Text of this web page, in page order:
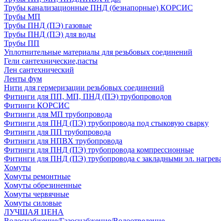
Трубы канализационные ПНД (безнапорные) КОРСИС
Трубы МП
Трубы ПНД (ПЭ) газовые
Трубы ПНД (ПЭ) для воды
Трубы ПП
Уплотнительные материалы для резьбовых соединений
Гели сантехнические,пасты
Лен сантехнический
Ленты фум
Нити для гермеризации резьбовых соединений
Фитинги для ПП, МП, ПНД (ПЭ) трубопроводов
Фитинги КОРСИС
Фитинги для МП трубопровода
Фитинги для ПНД (ПЭ) трубопровода под стыковую сварку
Фитинги для ПП трубопровода
Фитинги для НПВХ трубопровода
Фитинги для ПНД (ПЭ) трубопровода компрессионные
Фитинги для ПНД (ПЭ) трубопровода с закладными эл.
Хомуты
Хомуты ремонтные
Хомуты обрезиненные
Хомуты червячные
Хомуты силовые
ЛУЧШАЯ ЦЕНА